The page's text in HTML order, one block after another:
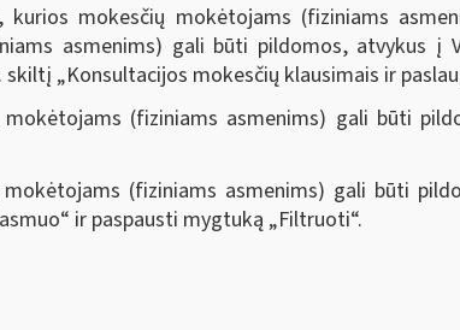
kurios mokesčių mokėtojams (fiziniams
asmenims) gali būti pildomos, atvykus į
skiltį „Konsultacijos mokesčių klausimais ir
(fiziniams asmenims) gali būti
(fiziniams asmenims) gali būti
ir paspausti mygtuką „Filtruoti“.